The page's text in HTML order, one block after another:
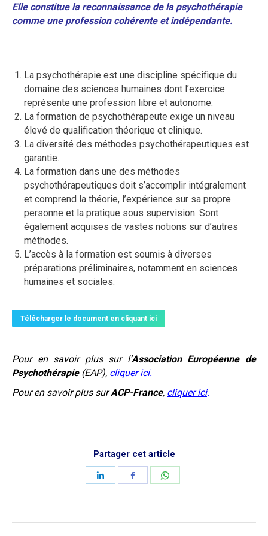
Elle constitue la reconnaissance de la psychothérapie
comme une profession cohérente et indépendante.
La psychothérapie est une discipline spécifique du
domaine des sciences humaines dont l’exercice
représente une profession libre et autonome.
La formation de psychothérapeute exige un niveau
élevé de qualification théorique et clinique.
La diversité des méthodes psychothérapeutiques est
garantie.
La formation dans une des méthodes
psychothérapeutiques doit s’accomplir intégralement
et comprend la théorie, l’expérience sur sa propre
personne et la pratique sous supervision. Sont
également acquises de vastes notions sur d’autres
méthodes.
L’accès à la formation est soumis à diverses
préparations préliminaires, notamment en sciences
humaines et sociales.
Télécharger le document en cliquant ici
Pour en savoir plus sur l’Association Européenne de
Psychothérapie(EAP), cliquer ici.
Pour en savoir plus surACP-France, cliquer ici.
Partager cet article